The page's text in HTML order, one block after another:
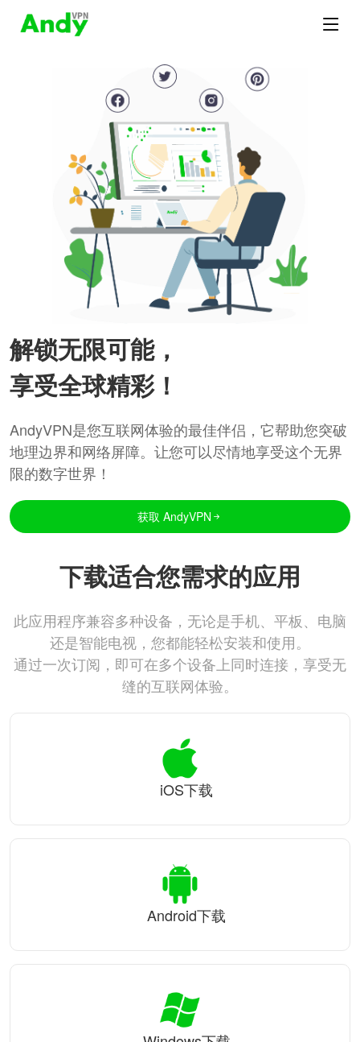
解锁无限可能，
享受全球精彩！
AndyVPN是您互联网体验的最佳伴侣，它帮助您突破
地理边界和网络屏障。让您可以尽情地享受这个无界
限的数字世界！
获取 AndyVPN
下载适合您需求的应用
此应用程序兼容多种设备，无论是手机、平板、电脑
还是智能电视，您都能轻松安装和使用。
通过一次订阅，即可在多个设备上同时连接，享受无
缝的互联网体验。
iOS下载
Android下载